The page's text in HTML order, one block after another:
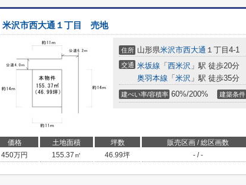
米沢市西大通１丁目 売地
住所 山形県米沢市西大通 １丁目4-1
交通 米坂線 「 西米沢 」駅 徒歩20分
奥羽本線 「 米沢 」駅 徒歩35分
建ぺい率/容積率 60%/200% 建築条件
価格 土地面積 坪数 販売区画 / 総区画数
450万円 155.37㎡ 46.99坪 - / -